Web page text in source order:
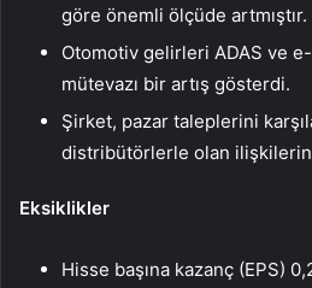
göre önemli ölçüde artmıştır.
Otomotiv gelirleri ADAS ve
mütevazı bir artış gösterdi.
Şirket, pazar taleplerini
distribütörlerle olan
Eksiklikler
Hisse başına kazanç (EPS)